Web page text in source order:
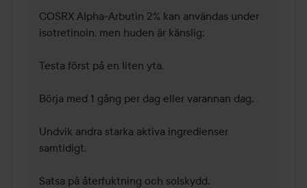
COSRX Alpha-Arbutin 2% kan användas under
isotretinoin, men huden är känslig:
Testa först på en liten yta.
Börja med 1 gång per dag eller varannan dag.
Undvik andra starka aktiva ingredienser
samtidigt.
Satsa på återfuktning och solskydd.